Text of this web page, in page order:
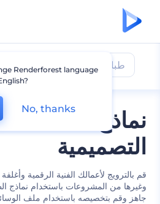
نماذج طباعة
التصميمية
قم بالترويج لأعمالك الفنية الرقمية
وغيرها من المشروعات باستخدام نماذج
جاهز وقم بتخصيصه باستخدام ملف
طباعة
Renderforest language
No, thanks